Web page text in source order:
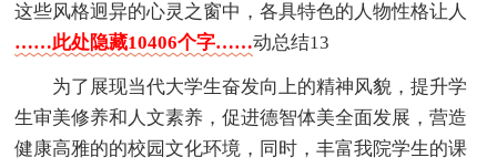
这些风格迥异的心灵之窗中，各具特色的人物性格让人
……此处隐藏10406个字……动总结13
为了展现当代大学生奋发向上的精神风貌，提升学
生审美修养和人文素养，促进德智体美全面发展，营造
健康高雅的的校园文化环境，同时，丰富我院学生的课